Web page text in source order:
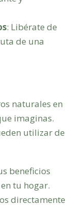
: Libérate de
de una
naturales en
imaginas.
utilizar de
beneficios
tu hogar.
directamente